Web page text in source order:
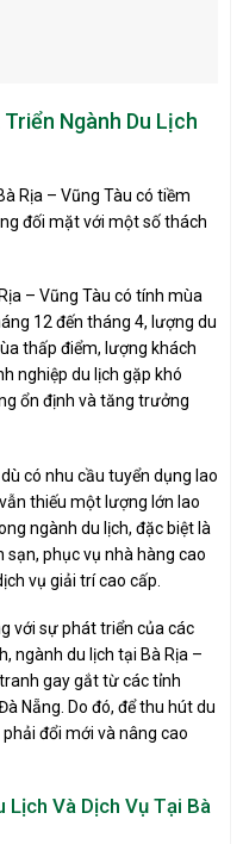
Ngành Du Lịch
Rịa – Vũng Tàu có tiềm
đối mặt với một số thách
– Vũng Tàu có tính mùa
12 đến tháng 4, lượng du
thấp điểm, lượng khách
nghiệp du lịch gặp khó
ổn định và tăng trưởng
có nhu cầu tuyển dụng lao
thiếu một lượng lớn lao
ngành du lịch, đặc biệt là
phục vụ nhà hàng cao
vụ giải trí cao cấp.
với sự phát triển của các
ngành du lịch tại Bà Rịa –
gay gắt từ các tỉnh
Nẵng. Do đó, để thu hút du
đổi mới và nâng cao
Lịch Và Dịch Vụ Tại Bà